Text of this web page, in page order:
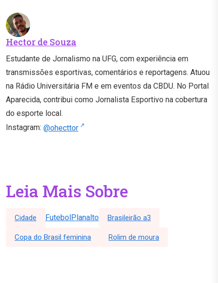
Hector de Souza
Estudante de Jornalismo na UFG, com experiência em
transmissões esportivas, comentários e reportagens. Atuou
na Rádio Universitária FM e em eventos da CBDU. No Portal
Aparecida, contribui como Jornalista Esportivo na cobertura
do esporte local.
Instagram: @ohecttor
Leia Mais Sobre
Cidade FutebolPlanalto Brasileirão a3
Copa do Brasil feminina Rolim de moura